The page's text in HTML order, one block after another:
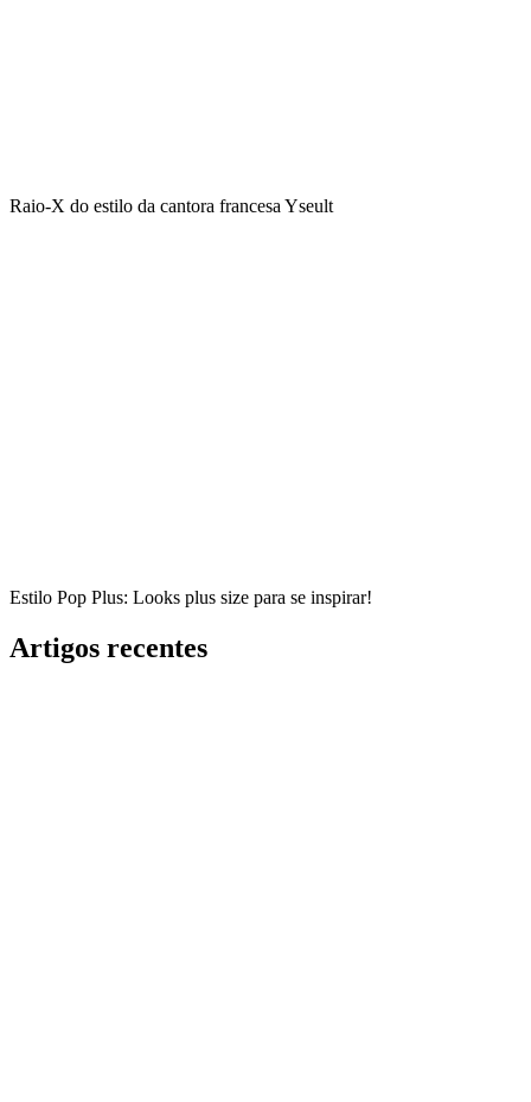
Raio-X do estilo da cantora francesa Yseult
Estilo Pop Plus: Looks plus size para se inspirar!
Artigos recentes